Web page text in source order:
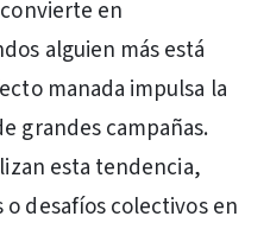
en
alguien más está
manada impulsa la
grandes campañas.
esta tendencia,
desafíos colectivos en